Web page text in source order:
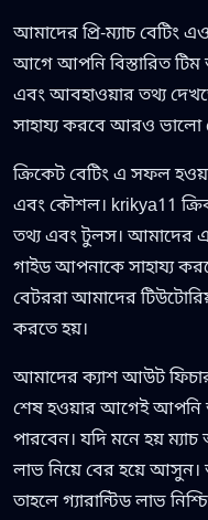
আমাদের প্রি-ম্যাচ
আগে আপনি বিস্তারিত টিম
এবং আবহাওয়ার তথ্য
সাহায্য করবে আরও ভালো
ক্রিকেট বেটিং এ সফল
এবং কৌশল। krikya11
তথ্য এবং টুলস। আমাদের
গাইড আপনাকে সাহায্য
বেটররা আমাদের
করতে হয়।
আমাদের ক্যাশ আউট
শেষ হওয়ার আগেই
পারবেন। যদি মনে হয়
লাভ নিয়ে বের হয়ে
তাহলে গ্যারান্টিড লাভ